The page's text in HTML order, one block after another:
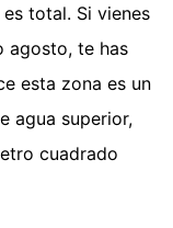
total. Si vienes
agosto, te has
esta zona es un
agua superior,
cuadrado